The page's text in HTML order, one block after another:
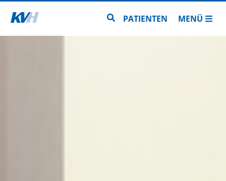
Zur Startseite Zur Seitensuche
PATIENTEN MENÜ